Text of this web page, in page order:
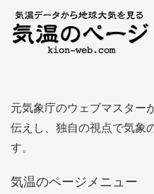
元気象庁のウェブマスター
伝えし、独自の視点で気象
す。
気温のページメニュー